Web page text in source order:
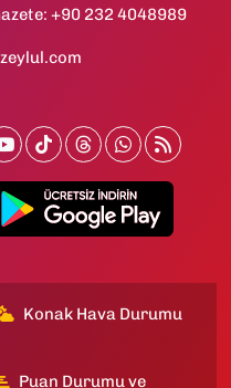
+90 232 4048989
Konak Hava Durumu
Puan Durumu ve